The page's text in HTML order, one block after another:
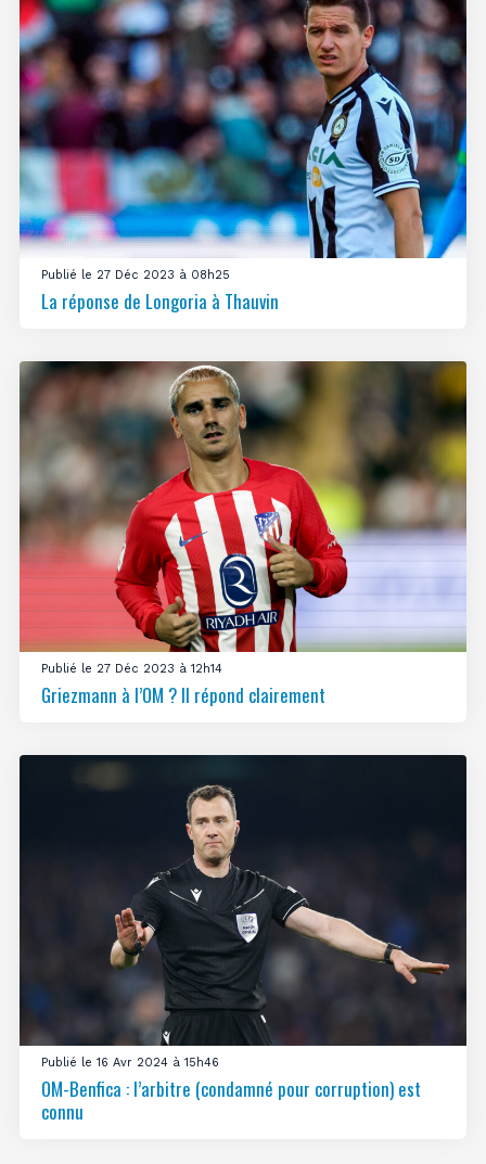
Publié le 27 Déc 2023 à 08h25
La réponse de Longoria à Thauvin
Publié le 27 Déc 2023 à 12h14
Griezmann à l’OM ? Il répond clairement
Publié le 16 Avr 2024 à 15h46
OM-Benfica : l’arbitre (condamné pour corruption) est
connu